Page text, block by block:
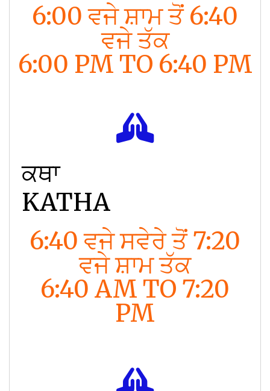
6:00 ਵਜੇ ਸ਼ਾਮ ਤੋਂ 6:40
ਵਜੇ ਤੱਕ
6:00 PM TO 6:40 PM
ਕਥਾ
KATHA
6:40 ਵਜੇ ਸਵੇਰੇ ਤੋਂ 7:20
ਵਜੇ ਸ਼ਾਮ ਤੱਕ
6:40 AM TO 7:20
PM